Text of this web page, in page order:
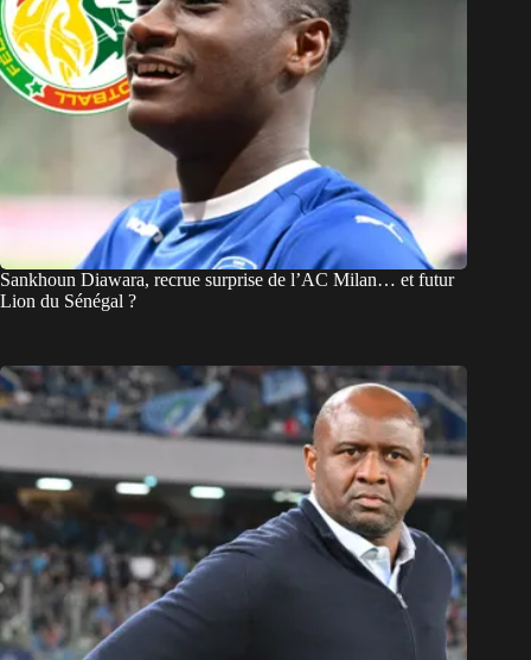
Sankhoun Diawara, recrue surprise de l’AC Milan… et futur
Lion du Sénégal ?